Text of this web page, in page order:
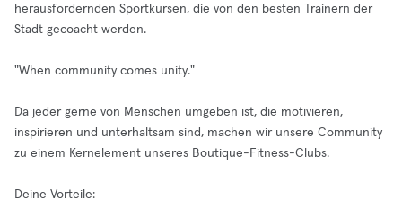
herausfordernden Sportkursen, die von den besten Trainern der
Stadt gecoacht werden.
"When community comes unity."
Da jeder gerne von Menschen umgeben ist, die motivieren,
inspirieren und unterhaltsam sind, machen wir unsere Community
zu einem Kernelement unseres Boutique-Fitness-Clubs.
Deine Vorteile: